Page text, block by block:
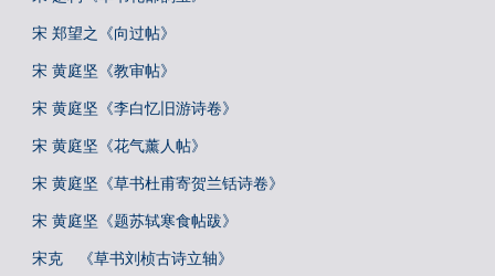
宋 郑望之《向过帖》
宋 黄庭坚《教审帖》
宋 黄庭坚《李白忆旧游诗卷》
宋 黄庭坚《花气薰人帖》
宋 黄庭坚《草书杜甫寄贺兰铦诗卷》
宋 黄庭坚《题苏轼寒食帖跋》
宋克 《草书刘桢古诗立轴》